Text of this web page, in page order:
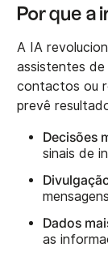
Por que a
A IA
assistentes
contactos ou
prevê
Decisões
sinais de
Dados
as